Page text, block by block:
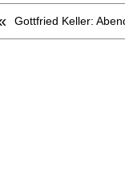
Gottfried Keller: